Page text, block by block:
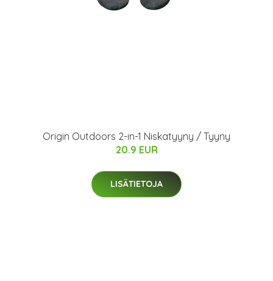
Origin Outdoors 2-in-1 Niskatyyny / Tyyny
20.9 EUR
LISÄTIETOJA